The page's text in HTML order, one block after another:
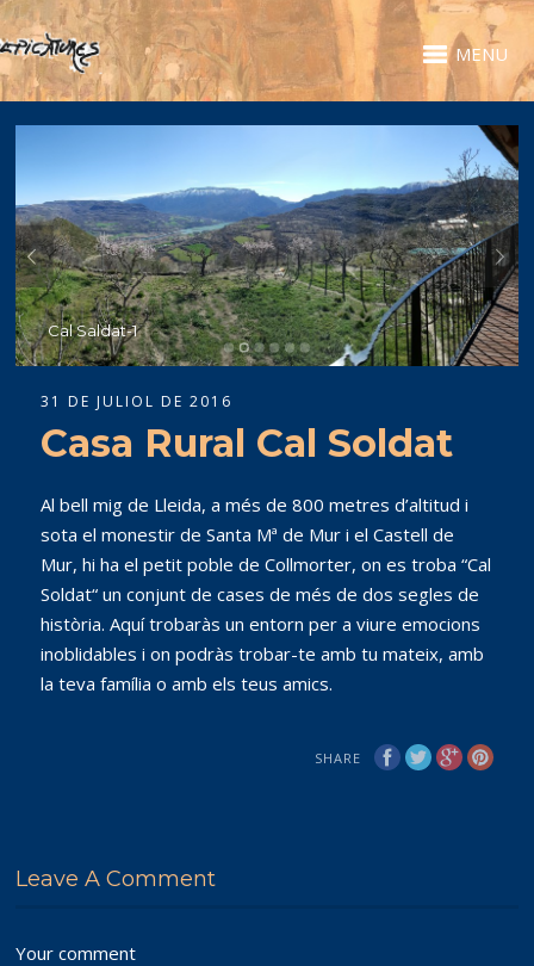
MENU
Cal Saldat-1
31 DE JULIOL DE 2016
Casa Rural Cal Soldat
Al bell mig de Lleida, a més de 800 metres d’altitud i
sota el monestir de Santa Mª de Mur i el Castell de
Mur, hi ha el petit poble de Collmorter, on es troba “Cal
Soldat“ un conjunt de cases de més de dos segles de
història. Aquí trobaràs un entorn per a viure emocions
inoblidables i on podràs trobar-te amb tu mateix, amb
la teva família o amb els teus amics.
SHARE
Leave A Comment
Your comment